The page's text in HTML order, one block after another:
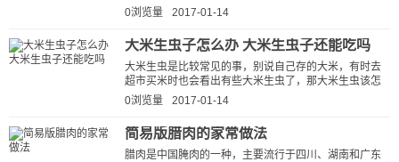
言都有哪些养生保健功...
0浏览量 2017-01-14
大米生虫子怎么办 大米生虫子还能吃吗
大米生虫是比较常见的事，别说自己存的大米，有时去
超市买米时也会看出有些大米生虫了，那大米生虫该怎
么办呢? 1、放生虫子。将生虫大...
0浏览量 2017-01-14
简易版腊肉的家常做法
腊肉是中国腌肉的一种，主要流行于四川、湖南和广东